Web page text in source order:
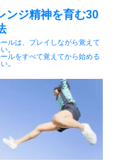
ンジ精神を育む30
ルは、プレイしながら覚えて
。
ルをすべて覚えてから始める
。